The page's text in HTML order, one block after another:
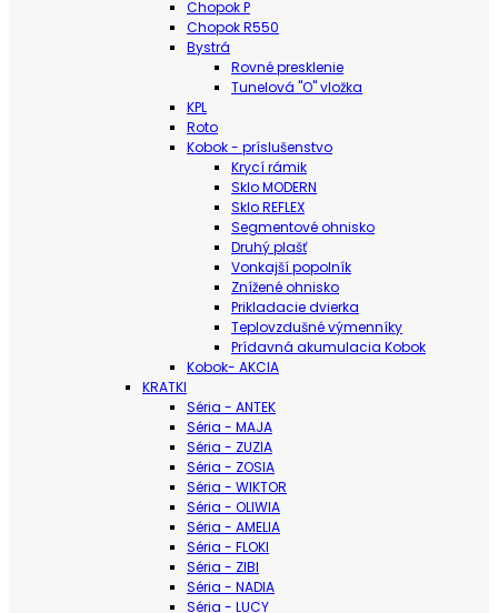
Chopok P
Chopok R550
Bystrá
Rovné presklenie
Tunelová "O" vložka
KPL
Roto
Kobok - príslušenstvo
Krycí rámik
Sklo MODERN
Sklo REFLEX
Segmentové ohnisko
Druhý plašť
Vonkajší popolník
Znížené ohnisko
Prikladacie dvierka
Teplovzdušné výmenníky
Prídavná akumulacia Kobok
Kobok- AKCIA
KRATKI
Séria - ANTEK
Séria - MAJA
Séria - ZUZIA
Séria - ZOSIA
Séria - WIKTOR
Séria - OLIWIA
Séria - AMELIA
Séria - FLOKI
Séria - ZIBI
Séria - NADIA
Séria - LUCY